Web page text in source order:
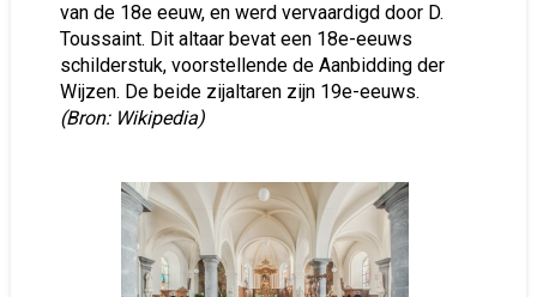
van de 18e eeuw, en werd vervaardigd door D.
Toussaint. Dit altaar bevat een 18e-eeuws
schilderstuk, voorstellende de Aanbidding der
Wijzen. De beide zijaltaren zijn 19e-eeuws.
(Bron: Wikipedia)